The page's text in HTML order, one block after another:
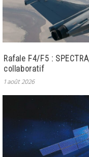
Rafale F4/F5 :
collaboratif
1 août 2026